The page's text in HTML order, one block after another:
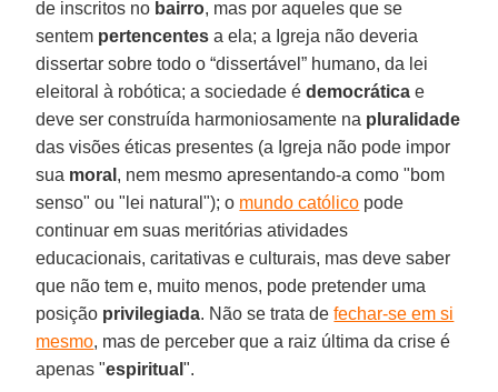
de inscritos no bairro, mas por aqueles que se
sentem pertencentes a ela; a Igreja não deveria
dissertar sobre todo o “dissertável” humano, da lei
eleitoral à robótica; a sociedade édemocrática e
deve ser construída harmoniosamente na pluralidade
das visões éticas presentes (a Igreja não pode impor
sua moral , nem mesmo apresentando-a como "bom
senso" ou "lei natural"); o mundo católico pode
continuar em suas meritórias atividades
educacionais, caritativas e culturais, mas deve saber
que não tem e, muito menos, pode pretender uma
posição privilegiada. Não se trata defechar-se em si
mesmo, mas de perceber que a raiz última da crise é
apenas "espiritual".